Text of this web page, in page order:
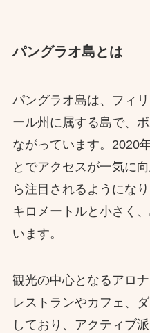
パングラオ島とは
パングラオ島は、フィ
ール州に属する島で、
ながっています。2020
とでアクセスが一気に
ら注目されるようにな
キロメートルと小さく
います。
観光の中心となるアロ
レストランやカフェ、
しており、アクティブ